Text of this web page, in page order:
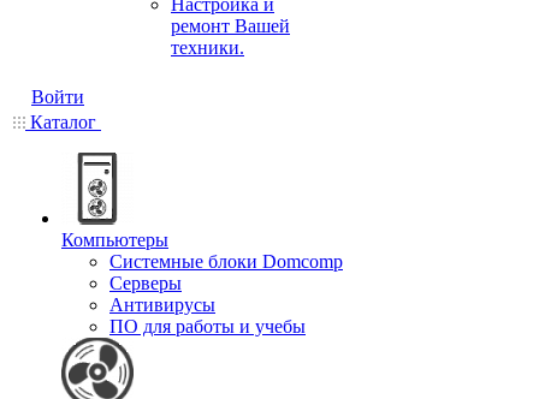
Настройка и
ремонт Вашей
техники.
Войти
Каталог
Компьютеры
Системные блоки Domcomp
Серверы
Антивирусы
ПО для работы и учебы